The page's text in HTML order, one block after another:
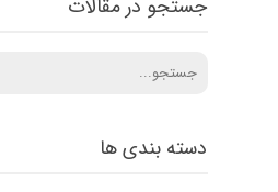
دسته بندی ها
جستجو در مقالات